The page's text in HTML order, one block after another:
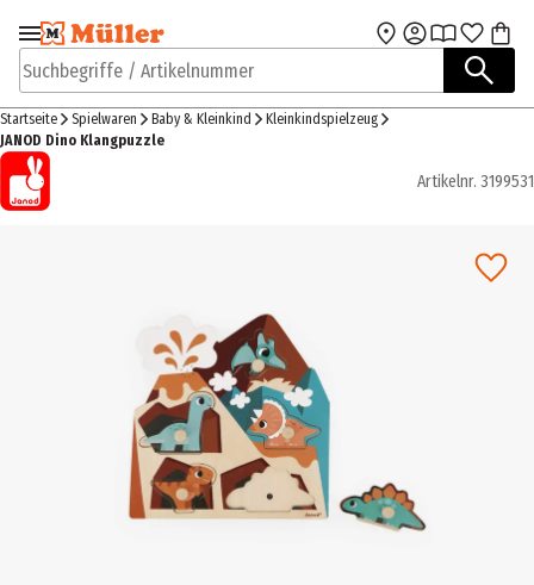
Zur Navigation
springen
Zum Hauptinhalt
Suchbegriffe / Artikelnummer
Startseite Spielwaren Baby & Kleinkind
Kleinkindspielzeug
JANOD Dino Klangpuzzle
Artikelnr. 3199531